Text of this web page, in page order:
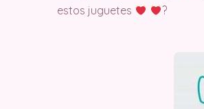
estos juguetes
?